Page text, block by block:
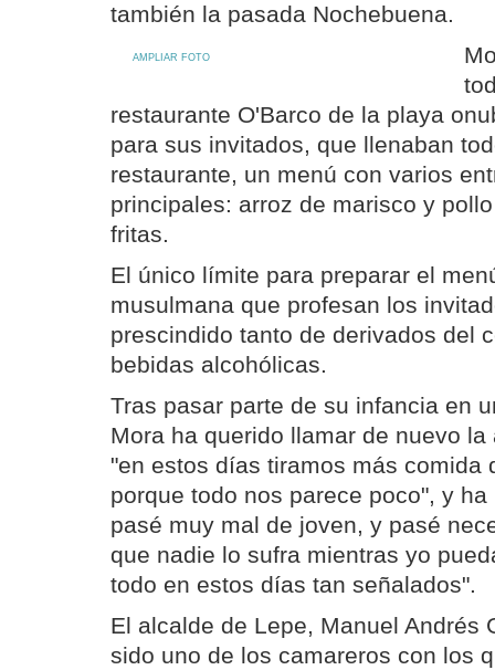
también la pasada Nochebuena.
AMPLIAR FOTO
restaurante O'Barco de la playa
para sus invitados, que llenaban
restaurante, un menú con varios
principales: arroz de marisco y
fritas.
El único límite para preparar el
musulmana que profesan los
prescindido tanto de derivados del
bebidas alcohólicas.
Tras pasar parte de su infancia en
Mora ha querido llamar de nuevo
"en estos días tiramos más comida
porque todo nos parece poco", y
pasé muy mal de joven, y pasé
que nadie lo sufra mientras yo
todo en estos días tan señalados".
El alcalde de Lepe, Manuel Andrés
sido uno de los camareros con los